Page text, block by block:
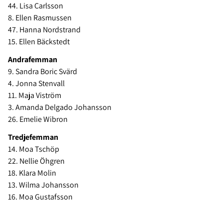
44. Lisa Carlsson
8. Ellen Rasmussen
47. Hanna Nordstrand
15. Ellen Bäckstedt
Andrafemman
9. Sandra Boric Svärd
4. Jonna Stenvall
11. Maja Viström
3. Amanda Delgado Johansson
26. Emelie Wibron
Tredjefemman
14. Moa Tschöp
22. Nellie Öhgren
18. Klara Molin
13. Wilma Johansson
16. Moa Gustafsson